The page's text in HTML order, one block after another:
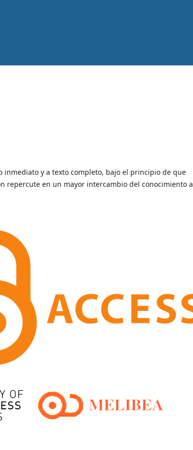
inmediato y a texto completo, bajo el principio de que
repercute en un mayor intercambio del conocimiento a